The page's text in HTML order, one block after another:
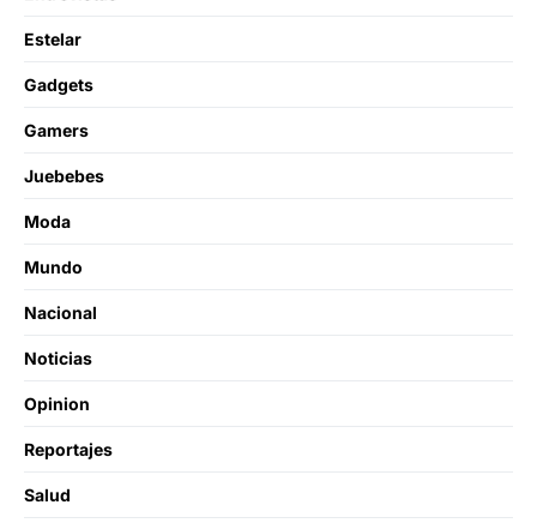
Estelar
Gadgets
Gamers
Juebebes
Moda
Mundo
Nacional
Noticias
Opinion
Reportajes
Salud